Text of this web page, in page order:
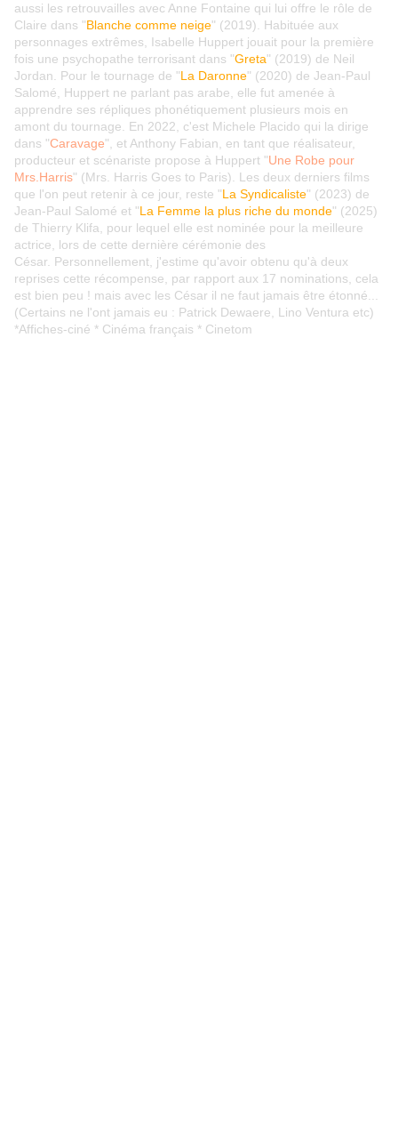
aussi les retrouvailles avec Anne Fontaine qui lui offre le rôle de
Claire dans "Blanche comme neige" (2019). Habituée aux
personnages extrêmes, Isabelle Huppert jouait pour la première
fois une psychopathe terrorisant dans "Greta" (2019) de Neil
Jordan. Pour le tournage de "La Daronne" (2020) de Jean-Paul
Salomé, Huppert ne parlant pas arabe, elle fut amenée à
apprendre ses répliques phonétiquement plusieurs mois en
amont du tournage. En 2022, c'est Michele Placido qui la dirige
dans "Caravage", et Anthony Fabian, en tant que réalisateur,
producteur et scénariste propose à Huppert "Une Robe pour
Mrs.Harris" (Mrs. Harris Goes to Paris). Les deux derniers films
que l'on peut retenir à ce jour, reste "La Syndicaliste" (2023) de
Jean-Paul Salomé et "La Femme la plus riche du monde" (2025)
de Thierry Klifa, pour lequel elle est nominée pour la meilleure
actrice, lors de cette dernière cérémonie des
César. Personnellement, j'estime qu'avoir obtenu qu'à deux
reprises cette récompense, par rapport aux 17 nominations, cela
est bien peu ! mais avec les César il ne faut jamais être étonné...
(Certains ne l'ont jamais eu : Patrick Dewaere, Lino Ventura etc)
*Affiches-ciné * Cinéma français * Cinetom